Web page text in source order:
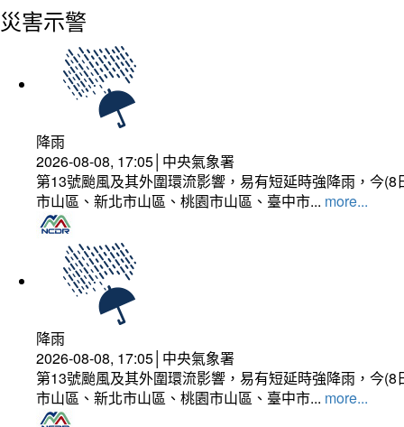
災害示警
降雨
2026-08-08, 17:05│中央氣象署
第13號颱風及其外圍環流影響，易有短延時強降雨，今
市山區、新北市山區、桃園市山區、臺中市... more...
降雨
2026-08-08, 17:05│中央氣象署
第13號颱風及其外圍環流影響，易有短延時強降雨，今
市山區、新北市山區、桃園市山區、臺中市... more...